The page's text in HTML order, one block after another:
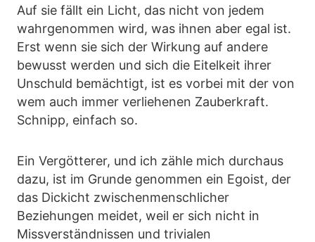
Auf sie fällt ein Licht, das nicht von jedem
wahrgenommen wird, was ihnen aber egal ist.
Erst wenn sie sich der Wirkung auf andere
bewusst werden und sich die Eitelkeit ihrer
Unschuld bemächtigt, ist es vorbei mit der von
wem auch immer verliehenen Zauberkraft.
Schnipp, einfach so.
Ein Vergötterer, und ich zähle mich durchaus
dazu, ist im Grunde genommen ein Egoist, der
das Dickicht zwischenmenschlicher
Beziehungen meidet, weil er sich nicht in
Missverständnissen und trivialen